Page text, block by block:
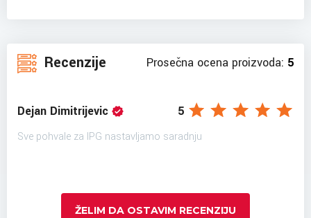
Recenzije Prosečna ocena proizvoda: 5
Dejan Dimitrijevic 5
Sve pohvale za IPG nastavljamo saradnju
ŽELIM DA OSTAVIM RECENZIJU